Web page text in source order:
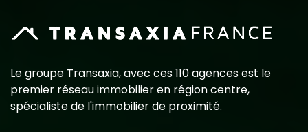
Le groupe Transaxia, avec ces 110 agences est le
premier réseau immobilier en région centre,
spécialiste de l'immobilier de proximité.